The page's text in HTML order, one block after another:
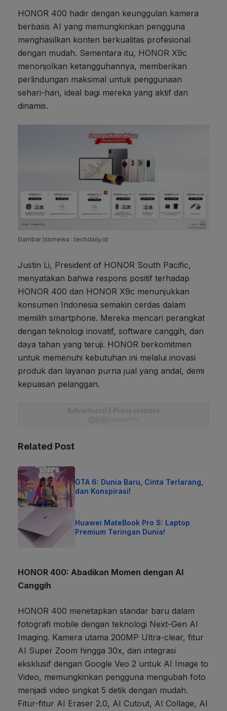
HONOR 400 hadir dengan keunggulan kamera
berbasis AI yang memungkinkan pengguna
menghasilkan konten berkualitas profesional
dengan mudah. Sementara itu, HONOR X9c
menonjolkan ketangguhannya, memberikan
perlindungan maksimal untuk penggunaan
sehari-hari, ideal bagi mereka yang aktif dan
dinamis.
Gambar Istimewa : techdaily.id
Justin Li, President of HONOR South Pacific,
menyatakan bahwa respons positif terhadap
HONOR 400 dan HONOR X9c menunjukkan
konsumen Indonesia semakin cerdas dalam
memilih smartphone. Mereka mencari perangkat
dengan teknologi inovatif, software canggih, dan
daya tahan yang teruji. HONOR berkomitmen
untuk memenuhi kebutuhan ini melalui inovasi
produk dan layanan purna jual yang andal, demi
kepuasan pelanggan.
Related Post
GTA 6: Dunia Baru, Cinta Terlarang,
dan Konspirasi!
Huawei MateBook Pro S: Laptop
Premium Teringan Dunia!
HONOR 400: Abadikan Momen dengan AI
Canggih
HONOR 400 menetapkan standar baru dalam
fotografi mobile dengan teknologi Next-Gen AI
Imaging. Kamera utama 200MP Ultra-clear, fitur
AI Super Zoom hingga 30x, dan integrasi
eksklusif dengan Google Veo 2 untuk AI Image to
Video, memungkinkan pengguna mengubah foto
menjadi video singkat 5 detik dengan mudah.
Fitur-fitur AI Eraser 2.0, AI Cutout, AI Collage, AI